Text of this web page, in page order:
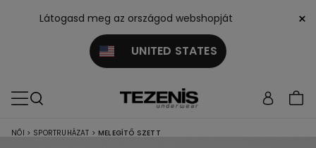
Látogasd meg az országod webshopját
UNITED STATES
×
NŐI > SPORTRUHÁZAT > MELEGÍTŐ SZETT